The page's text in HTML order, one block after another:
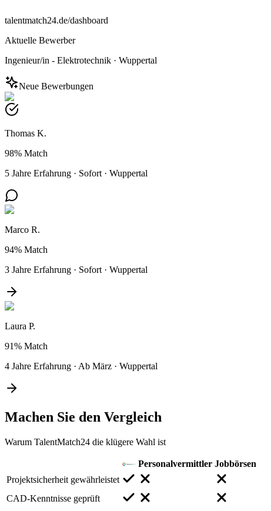
talentmatch24.de/dashboard
Aktuelle Bewerber
Ingenieur/in - Elektrotechnik · Wuppertal
Neue Bewerbungen
Thomas K.
98% Match
5 Jahre Erfahrung · Sofort · Wuppertal
Marco R.
94% Match
3 Jahre Erfahrung · Sofort · Wuppertal
Laura P.
91% Match
4 Jahre Erfahrung · Ab März · Wuppertal
Machen Sie den Vergleich
Warum TalentMatch24 die klügere Wahl ist
Personalvermittler Jobbörsen
Projektsicherheit gewährleistet
CAD-Kenntnisse geprüft